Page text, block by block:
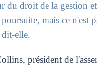
du droit de la gestion
mais ce n'est
dit-elle.
président de